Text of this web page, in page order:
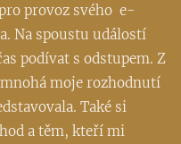
provoz svého e-
Na spoustu událostí
podívat s odstupem. Z
moje rozhodnutí
Také si
a těm, kteří mi